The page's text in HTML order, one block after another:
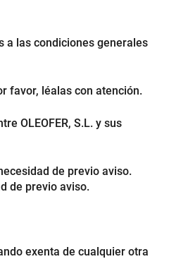
a las condiciones generales
favor, léalas con atención.
OLEOFER, S.L. y sus
de previo aviso.
de previo aviso.
exenta de cualquier otra